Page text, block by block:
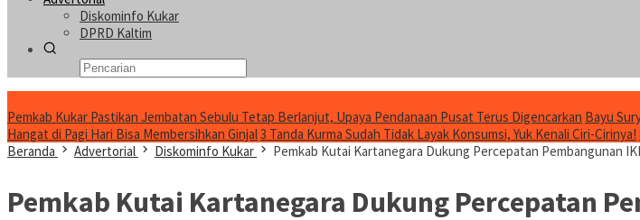
Diskominfo Kukar
DPRD Kaltim
Pemkab Kukar Pastikan Jembatan Sebulu Tetap Berlanjut, Upaya Pendanaan Pusat Terus Digencarkan Bayu
Hangat di Pagi Hari Bisa Membersihkan Ginjal3 Tanda Kurma Sudah Tidak Layak Konsumsi, Yuk Kenali Ciri-Cirinya!
Beranda
Advertorial Diskominfo Kukar Pemkab Kutai Kartanegara Dukung Percepatan Pembangunan
Pemkab Kutai Kartanegara Dukung Percepatan